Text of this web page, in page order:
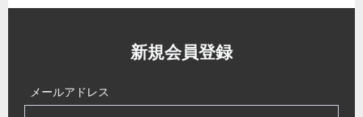
新規会員登録
メールアドレス